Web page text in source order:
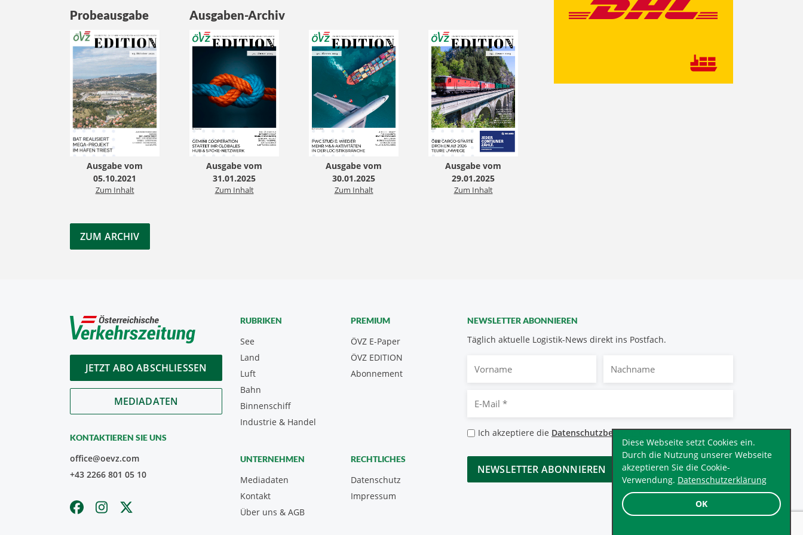
OK
Diese Webseite setzt Cookies ein.
Durch die Nutzung unserer Webseite
akzeptieren Sie die Cookie-
Verwendung. Datenschutzerklärung
Probeausgabe
Ausgabe vom
05.10.2021
Zum Inhalt
Ausgaben-Archiv
Ausgabe vom
31.01.2025
Zum Inhalt
Ausgabe vom
30.01.2025
Zum Inhalt
Ausgabe vom
29.01.2025
Zum Inhalt
ZUM ARCHIV
JETZT ABO ABSCHLIESSEN
MEDIADATEN
KONTAKTIEREN SIE UNS
office@oevz.com
+43 2266 801 05 10
NEWSLETTER ABONNIEREN
Täglich aktuelle Logistik-News direkt ins Postfach.
Mail
Datenschutzbestimmungen
Ich akzeptiere die Datenschutzbestimmungen.*
CAPTCHA
RUBRIKEN
See
Land
Luft
Bahn
Binnenschiff
Industrie & Handel
PREMIUM
ÖVZ E-Paper
Abonnement
ÖVZ EDITION
UNTERNEHMEN
Mediadaten
Kontakt
Über uns & AGB
RECHTLICHES
Datenschutz
Impressum